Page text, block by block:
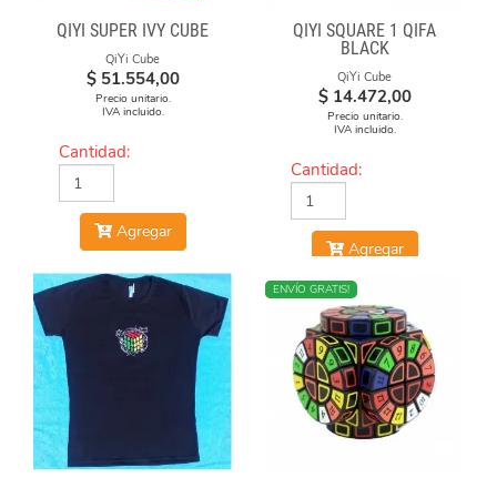
QIYI SUPER IVY CUBE
QiYi Cube
$ 51.554,00
Precio unitario.
IVA incluido.
Cantidad:
Agregar
QIYI SQUARE 1 QIFA
BLACK
QiYi Cube
$ 14.472,00
Precio unitario.
IVA incluido.
Cantidad:
Agregar
NUEVO
ENVÍO GRATIS!